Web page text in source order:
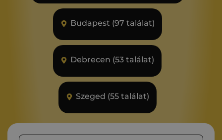
Budapest (97 találat)
Debrecen (53 találat)
Szeged (55 találat)